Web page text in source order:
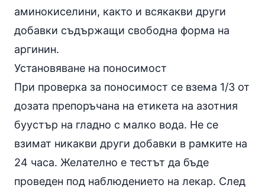
аминокиселини, както и всякакви други
добавки съдържащи свободна форма на
аргинин.
Установяване на поносимост
При проверка за поносимост се взема 1/3 от
дозата препоръчана на етикета на азотния
буустър на гладно с малко вода. Не се
взимат никакви други добавки в рамките на
24 часа. Желателно е тестът да бъде
проведен под наблюдението на лекар. След